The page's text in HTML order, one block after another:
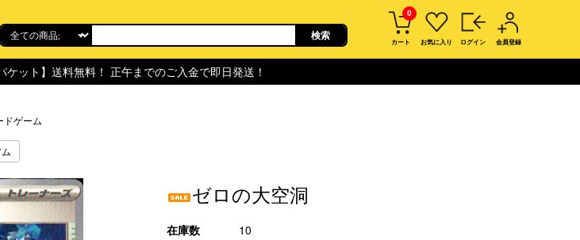
0
カート お気に入り ログイン 会員登録
ット】送料無料！ 正午までのご入金で即日発送！
ドゲーム
ゼロの大空洞
在庫数
10